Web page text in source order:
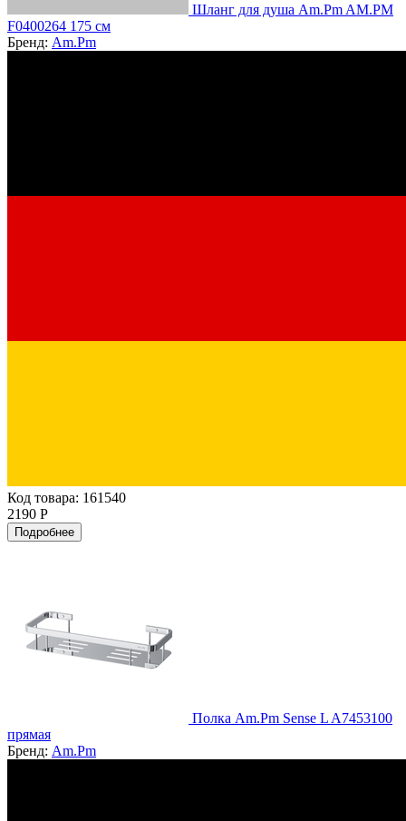
Шланг для душа Am.Pm AM.PM
F0400264 175 см
Бренд: Am.Pm
Код товара: 161540
2190 Р
Подробнее
Полка Am.Pm Sense L A7453100
прямая
Бренд: Am.Pm